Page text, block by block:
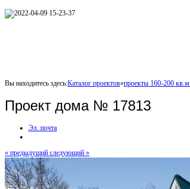
Вы находитесь здесь:Каталог проектов»проекты 160-200 кв.м.
Проект дома № 17813
Эл. почта
« предыдущий следующий »